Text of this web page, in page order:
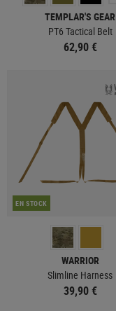
TEMPLAR'S GEAR
PT6 Tactical Belt
62,90 €
EN STOCK
WARRIOR
Slimline Harness
39,90 €